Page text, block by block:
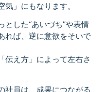
」にもなります。
とした“あいづち”や表情
れば、逆に意欲をそいで
伝え方」によって左右さ
社員は、成果につながる